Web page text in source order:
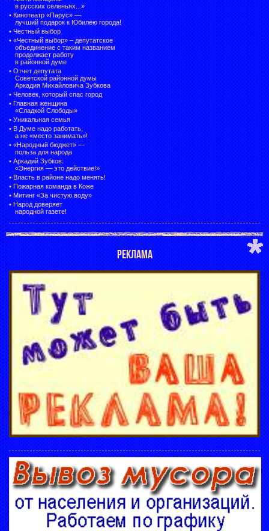
в русских селеньях...»
• Кинотеатр «Парус» —
лучший подарок к Юбилею города!
• Честный выбор
• «Честный выбор» – депутатское
объединение с таким названием
продолжает работу
в районной думе
• Отчет депутата
Советской районной думы
Аркадия Михайловича Зубкова
• Человек, который спас город
• Главная женщина
«Сладкой Слободы»
• Уникальная семья
• В Думе надо работать,
а не «место занимать»!
• «Народный бюджет» —
польза для народа
• Аркадий Зубков:
«Энергия — это действие!»
• Власть в районе надо менять!
• Пожарная команда в Коже
• Митинг «За чистую воду»
• Народ доверяет
народной газете!
РЕКЛАМА